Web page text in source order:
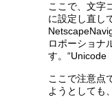
ここで、文字
に設定し直し
ロポーショナ
す。“Unicode
ここで注意点
ようとしても